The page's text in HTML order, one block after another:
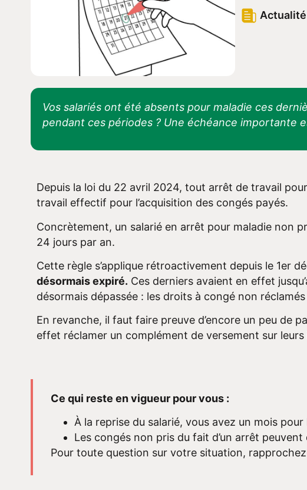
Actualité
Vos salariés ont été absents pour maladie ces
pendant ces périodes ? Une échéance importante
Depuis la loi du 22 avril 2024, tout arrêt de travail
travail effectif pour l’acquisition des congés payés.
Concrètement, un salarié en arrêt pour maladie non
24 jours par an.
Cette règle s’applique rétroactivement depuis le 1er
désormais expiré. Ces derniers avaient en effet
désormais dépassée : les droits à congé non
En revanche, il faut faire preuve d’encore un peu de
effet réclamer un complément de versement sur
Ce qui reste en vigueur pour vous :
À la reprise du salarié, vous avez un mois
Les congés non pris du fait d’un arrêt peuvent
Pour toute question sur votre situation,